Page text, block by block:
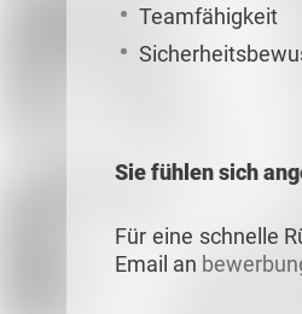
Teamfähigkeit
Sie fühlen sich
Für eine schnelle
Email an